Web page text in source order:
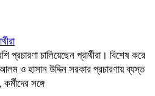
প্রচারণা চালিয়েছেন প্রার্থীরা। বিশেষ করে
আলম ও হাসান উদ্দিন সরকার প্রচারণায় ব্যস্ত
সঙ্গে